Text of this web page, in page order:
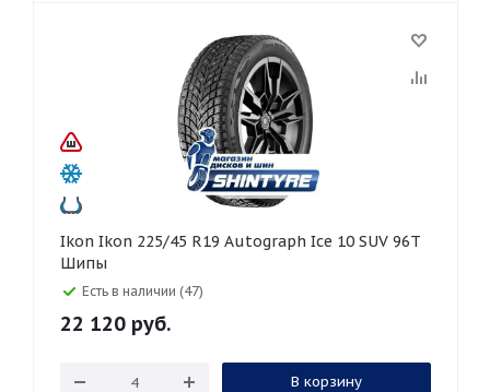
Ikon Ikon 225/45 R19 Autograph Ice 10 SUV 96T
Шипы
Есть в наличии (47)
22 120 руб.
В корзину